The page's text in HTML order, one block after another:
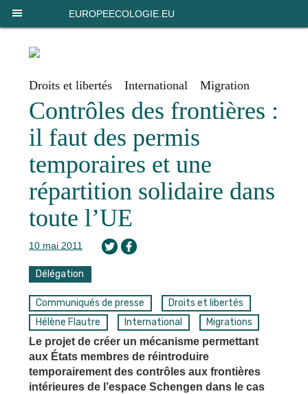
EUROPEECOLOGIE.EU
Droits et libertés International Migration
Contrôles des frontières :
il faut des permis
temporaires et une
répartition solidaire dans
toute l’UE
10 mai 2011
Délégation
Communiqués de presse
Droits et libertés
Hélène Flautre
International
Migrations
Le projet de créer un mécanisme permettant
aux États membres de réintroduire
temporairement des contrôles aux frontières
intérieures de l’espace Schengen dans le cas